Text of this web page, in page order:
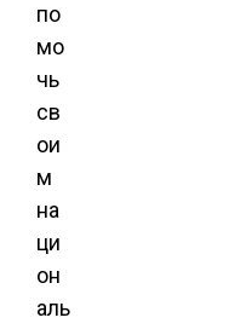
по
мо
чь
св
ои
м
на
ци
он
аль